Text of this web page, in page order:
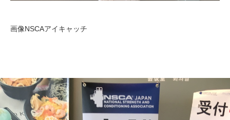
画像NSCAアイキャッチ